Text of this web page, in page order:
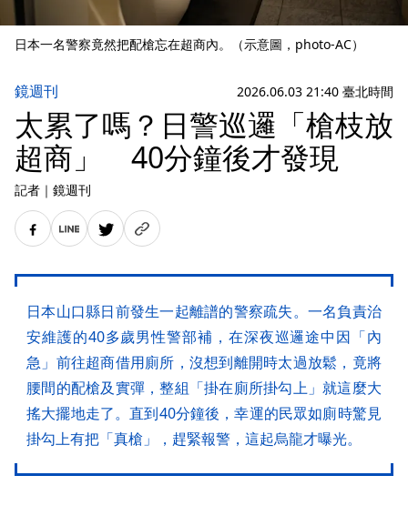
日本一名警察竟然把配槍忘在超商內。（示意圖，photo-AC）
鏡週刊 2026.06.03 21:40 臺北時間
太累了嗎？日警巡邏「槍枝放
超商」 40分鐘後才發現
記者 ｜ 鏡週刊
日本山口縣日前發生一起離譜的警察疏失。一名負責治
安維護的40多歲男性警部補，在深夜巡邏途中因「內
急」前往超商借用廁所，沒想到離開時太過放鬆，竟將
腰間的配槍及實彈，整組「掛在廁所掛勾上」就這麼大
搖大擺地走了。直到40分鐘後，幸運的民眾如廁時驚見
掛勾上有把「真槍」，趕緊報警，這起烏龍才曝光。